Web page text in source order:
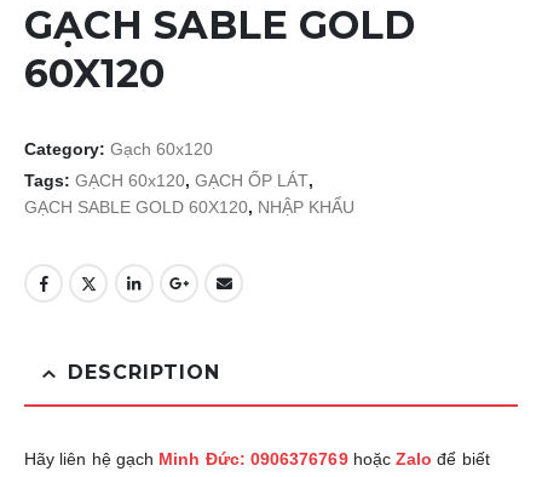
GẠCH SABLE GOLD
60X120
Category: Gạch 60x120
Tags: GẠCH 60x120, GẠCH ỐP LÁT,
GẠCH SABLE GOLD 60X120, NHẬP KHẨU
DESCRIPTION
Hãy liên hệ gạch Minh Đức: 0906376769hoặcZalođể biết